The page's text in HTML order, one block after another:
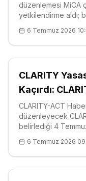
düzenlemesi MiCA
yetkilendirme aldı;
6 Temmuz 2026
CLARITY
Kaçırdı:
Günlük
CLARITY-ACT
düzenleyecek
belirlediği 4
yalnızca üç iş
— kaldı. Başkanlık
6 Temmuz 2026